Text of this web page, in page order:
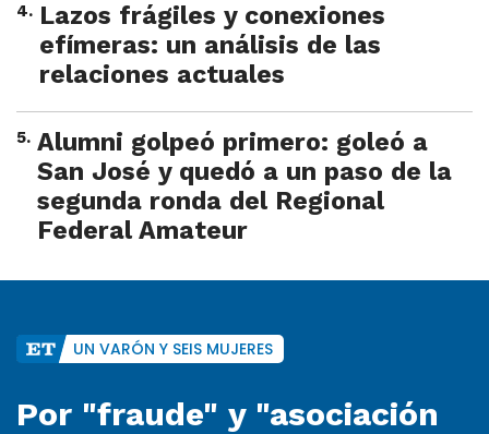
4. Lazos frágiles y conexiones
efímeras: un análisis de las
relaciones actuales
5. Alumni golpeó primero: goleó a
San José y quedó a un paso de la
segunda ronda del Regional
Federal Amateur
UN VARÓN Y SEIS MUJERES
Por "fraude" y "asociación